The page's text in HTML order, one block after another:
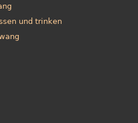
und trinken